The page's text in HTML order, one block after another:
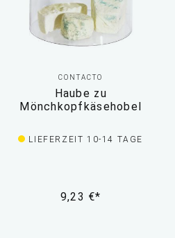
CONTACTO
Haube zu
Mönchkopfkäsehobel
LIEFERZEIT 10-14 TAGE
9,23 €*